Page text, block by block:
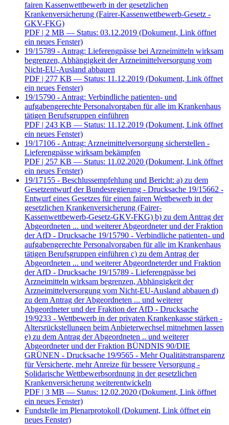
fairen Kassenwettbewerb in der gesetzlichen
Krankenversicherung (Fairer-Kassenwettbewerb-Gesetz -
GKV-FKG)
PDF | 2 MB — Status: 03.12.2019 (Dokument, Link öffnet
ein neues Fenster)
19/15789 - Antrag: Lieferengpässe bei Arzneimitteln wirksam
begrenzen, Abhängigkeit der Arzneimittelversorgung vom
Nicht-EU-Ausland abbauen
PDF | 277 KB — Status: 11.12.2019 (Dokument, Link öffnet
ein neues Fenster)
19/15790 - Antrag: Verbindliche patienten- und
aufgabengerechte Personalvorgaben für alle im Krankenhaus
tätigen Berufsgruppen einführen
PDF | 243 KB — Status: 11.12.2019 (Dokument, Link öffnet
ein neues Fenster)
19/17106 - Antrag: Arzneimittelversorgung sicherstellen -
Lieferengpässe wirksam bekämpfen
PDF | 257 KB — Status: 11.02.2020 (Dokument, Link öffnet
ein neues Fenster)
19/17155 - Beschlussempfehlung und Bericht: a) zu dem
Gesetzentwurf der Bundesregierung - Drucksache 19/15662 -
Entwurf eines Gesetzes für einen fairen Wettbewerb in der
gesetzlichen Krankenversicherung (Fairer-
Kassenwettbewerb-Gesetz-GKV-FKG) b) zu dem Antrag der
Abgeordneten ... und weiterer Abgeordneter und der Fraktion
der AfD - Drucksache 19/15790 - Verbindliche patienten- und
aufgabengerechte Personalvorgaben für alle im Krankenhaus
tätigen Berufsgruppen einführen c) zu dem Antrag der
Abgeordneten ... und weiterer Abgeordneterder und Fraktion
der AfD - Drucksache 19/15789 - Lieferengpässe bei
Arzneimitteln wirksam begrenzen, Abhängigkeit der
Arzneimittelversorgung vom Nicht-EU-Ausland abbauen d)
zu dem Antrag der Abgeordneten ... und weiterer
Abgeordneter und der Fraktion der AfD - Drucksache
19/9233 - Wettbewerb in der privaten Krankenkasse stärken -
Altersrückstellungen beim Anbieterwechsel mitnehmen lassen
e) zu dem Antrag der Abgeordneten .. und weiterer
Abgeordneter und der Fraktion BÜNDNIS 90/DIE
GRÜNEN - Drucksache 19/9565 - Mehr Qualitätstransparenz
für Versicherte, mehr Anreize für bessere Versorgung -
Solidarische Wettbewerbsordnung in der gesetzlichen
Krankenversicherung weiterentwickeln
PDF | 3 MB — Status: 12.02.2020 (Dokument, Link öffnet
ein neues Fenster)
Fundstelle im Plenarprotokoll (Dokument, Link öffnet ein
neues Fenster)